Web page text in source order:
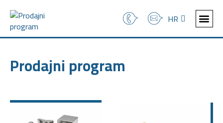
HR
SL
Prodajni program